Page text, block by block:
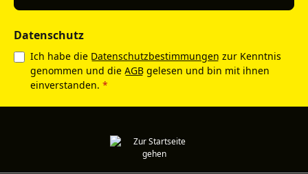
Datenschutz
Ich habe die Datenschutzbestimmungen zur Kenntnis
genommen und die AGB gelesen und bin mit ihnen
einverstanden. *